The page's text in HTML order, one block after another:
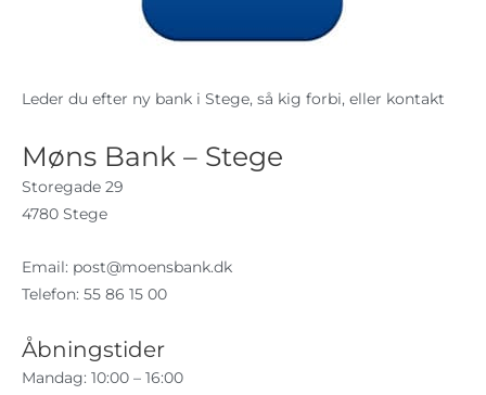
Leder du efter ny bank i Stege, så kig forbi, eller kontakt
Møns Bank – Stege
Storegade 29
4780 Stege
Email: post@moensbank.dk
Telefon: 55 86 15 00
Åbningstider
Mandag: 10:00 – 16:00